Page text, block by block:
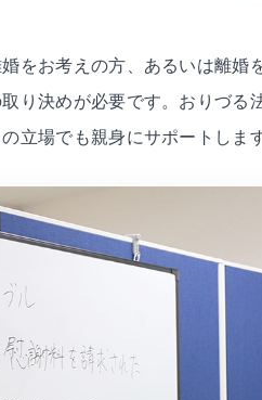
婚をお考えの方、あるいは離婚
り決めが必要です。おりづる
立場でも親身にサポートします